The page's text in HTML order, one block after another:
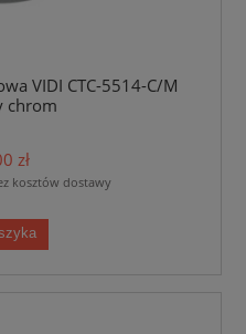
VIDI CTC-5514-C/M
chrom
zł
kosztów dostawy